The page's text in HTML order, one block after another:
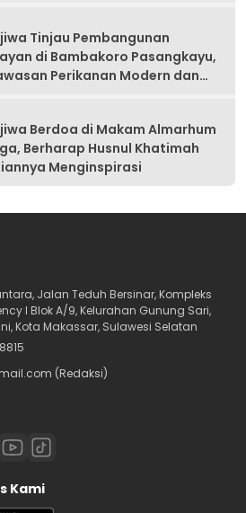
Tinjau Pembangunan
di Bambakoro Pasangkayu,
Perikanan Modern dan
Berdoa di Makam Almarhum
Berharap Husnul Khatimah
Menginspirasi
Jalan Teduh Bersinar, Kompleks
I Blok A/9, Kelurahan Gunung Sari,
Kota Makassar, Sulawesi Selatan
(Redaksi)
Kami